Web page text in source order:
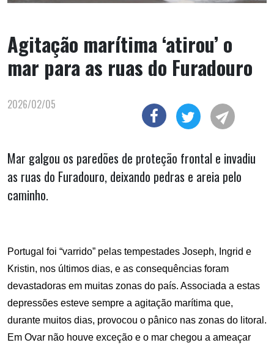
Agitação marítima ‘atirou’ o
mar para as ruas do Furadouro
2026/02/05
Mar galgou os paredões de proteção frontal e invadiu
as ruas do Furadouro, deixando pedras e areia pelo
caminho.
Portugal foi “varrido” pelas tempestades Joseph, Ingrid e
Kristin, nos últimos dias, e as consequências foram
devastadoras em muitas zonas do país. Associada a estas
depressões esteve sempre a agitação marítima que,
durante muitos dias, provocou o pânico nas zonas do litoral.
Em Ovar não houve exceção e o mar chegou a ameaçar